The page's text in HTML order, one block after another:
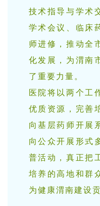
技术指导与学术
学术会议、临床
师进修，推动全
化发展，为渭南
了重要力量。
医院将以两个工
优质资源，完善
向基层药师开展
向公众开展形式
普活动，真正把
培养的高地和群
为健康渭南建设